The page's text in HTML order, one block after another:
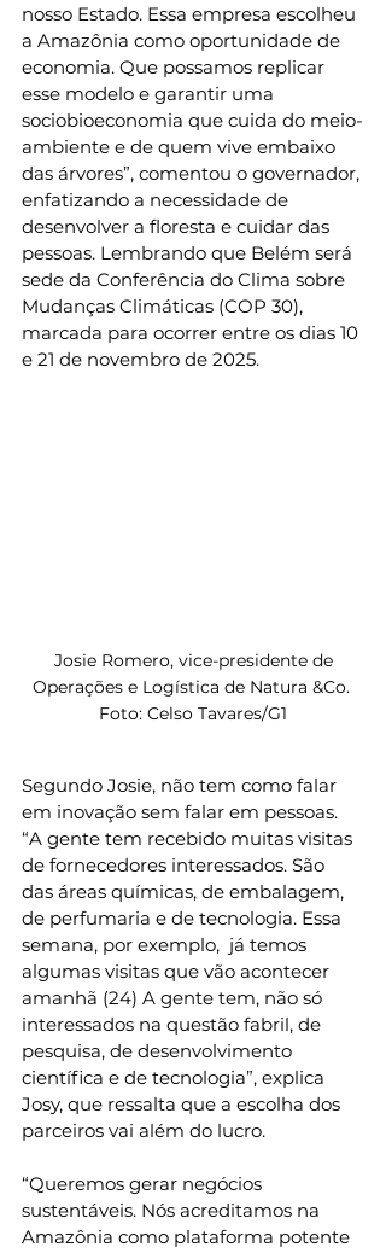
nosso Estado. Essa empresa escolheu
a Amazônia como oportunidade de
economia. Que possamos replicar
esse modelo e garantir uma
sociobioeconomia que cuida do meio-
ambiente e de quem vive embaixo
das árvores”, comentou o governador,
enfatizando a necessidade de
desenvolver a floresta e cuidar das
pessoas. Lembrando que Belém será
sede da Conferência do Clima sobre
Mudanças Climáticas (COP 30),
marcada para ocorrer entre os dias 10
e 21 de novembro de 2025.
Operações e Logística de Natura &Co.
Foto: Celso Tavares/G1
Segundo Josie, não tem como falar
em inovação sem falar em pessoas.
“A gente tem recebido muitas visitas
de fornecedores interessados. São
das áreas químicas, de embalagem,
de perfumaria e de tecnologia. Essa
semana, por exemplo,  já temos
algumas visitas que vão acontecer
amanhã (24) A gente tem, não só
interessados na questão fabril, de
pesquisa, de desenvolvimento
científica e de tecnologia”, explica
Josy, que ressalta que a escolha dos
parceiros vai além do lucro.
“Queremos gerar negócios
sustentáveis. Nós acreditamos na
Amazônia como plataforma potente